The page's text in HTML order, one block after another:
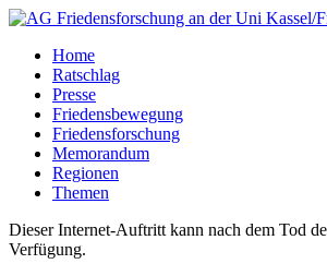
Home
Ratschlag
Presse
Friedensbewegung
Friedensforschung
Memorandum
Regionen
Themen
Dieser Internet-Auftritt kann nach dem Tod
Verfügung.